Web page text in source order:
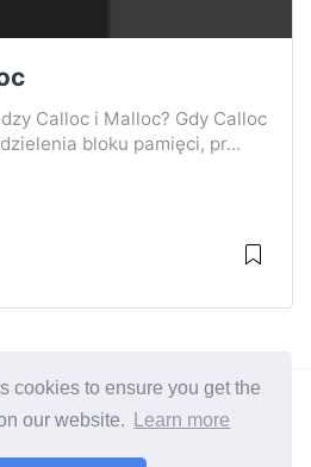
cookies to ensure you get the
our website.
Learn more
Calloc i Malloc? Gdy Calloc
bloku pamięci, pr...
©Diffexpert